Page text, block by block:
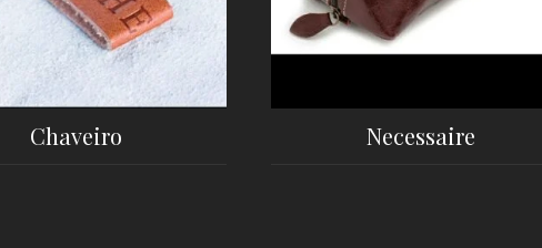
Chaveiro Necessaire